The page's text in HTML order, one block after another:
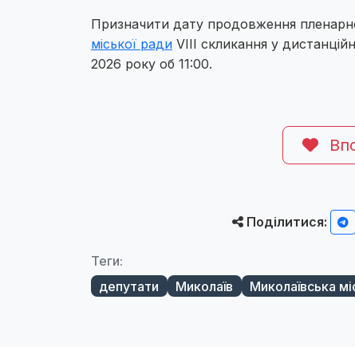
Призначити дату продовження
міської ради VІІІ скликання у
2026 року об 11:00.
Поділитися:
Теги:
депутати
Миколаїв Миколаївська